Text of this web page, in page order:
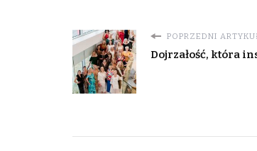
POPRZEDNI
Dojrzałość, która